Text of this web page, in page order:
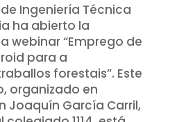
Ingeniería Técnica
ha abierto la
webinar “Emprego de
para a
forestais”. Este
organizado en
Joaquín García Carril,